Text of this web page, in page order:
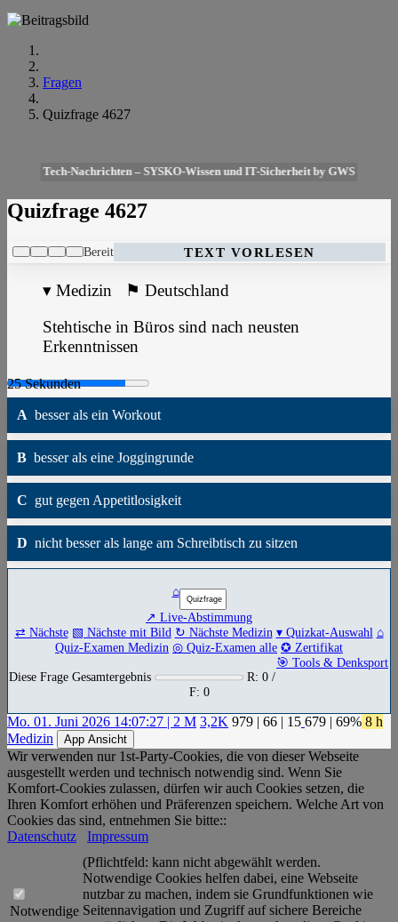
Fragen
Quizfrage 4627
Tech-Nachrichten – SYSKO-Wissen und IT-Sicherheit by GWS
Quizfrage 4627
Bereit TEXT VORLESEN
▾ Medizin ⚑ Deutschland
Stehtische in Büros sind nach neusten
Erkenntnissen
A besser als ein Workout
B besser als eine Joggingrunde
C gut gegen Appetitlosigkeit
D nicht besser als lange am Schreibtisch zu sitzen
⌂
↗ Live-Abstimmung
⇄ Nächste ▧ Nächste mit Bild ↻ Nächste Medizin ▾ Quizkat-Auswahl ⌂
Quiz-Examen Medizin ◎ Quiz-Examen alle ✪ Zertifikat
🎯 Tools & Denksport
Diese Frage Gesamtergebnis
R: 0 /
F: 0
Mo. 01. Juni 2026 14:07:27 | 2 M 3,2K 979 | 66 | 15 679 | 69% 8 h
Medizin
App Ansicht
Wir verwenden nur 1st-Party-Cookies, die von dieser Webseite
ausgestellt werden und technisch notwendig sind. Wenn Sie
Komfort-Cookies zulassen, dürfen wir auch Cookies setzen, die
Ihren Komfort erhöhen und Präferenzen speichern. Welche Art von
Cookies das sind, entnehmen Sie bitte::
Datenschutz
Impressum
Notwendige
(Pflichtfeld: kann nicht abgewählt werden.
Notwendige Cookies helfen dabei, eine Webseite
nutzbar zu machen, indem sie Grundfunktionen wie
Seitennavigation und Zugriff auf sichere Bereiche